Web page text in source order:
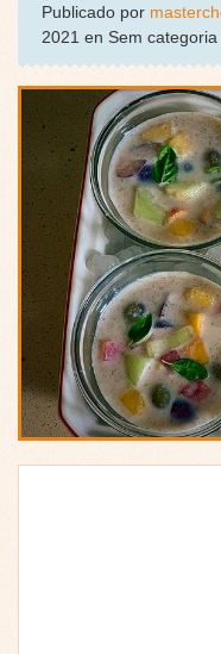
Publicado por
2021 en Sem categoria